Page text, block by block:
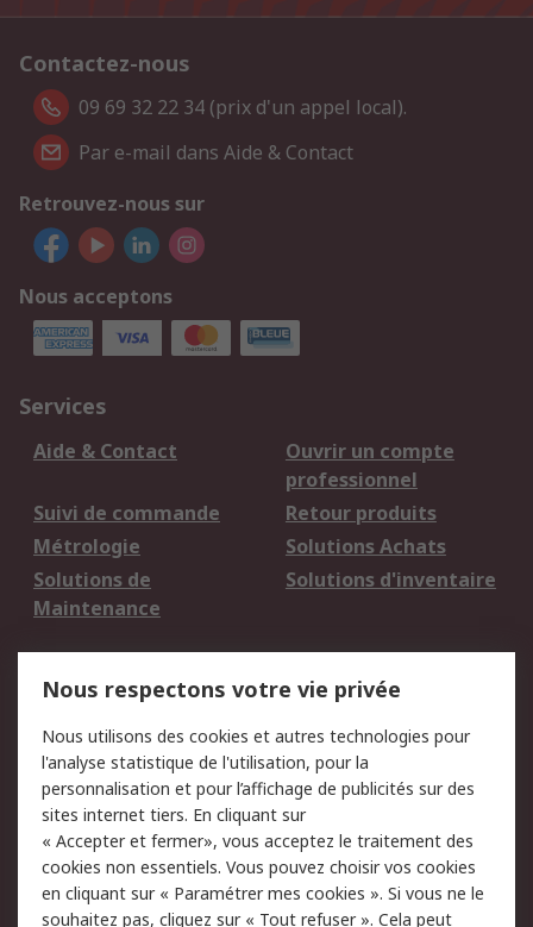
Contactez-nous
09 69 32 22 34 (prix d'un appel local).
Par e-mail dans Aide & Contact
Retrouvez-nous sur
Nous acceptons
Services
Aide & Contact
Ouvrir un compte
professionnel
Suivi de commande
Retour produits
Métrologie
Solutions Achats
Solutions de
Maintenance
Solutions d'inventaire
du site
Politique de protection
des données - Mise à
jour
Sécurité des E-mails
Conditions générales
de vente
Politique anti-
corruption
Nous respectons votre vie privée
Nous utilisons des cookies et autres technologies pour
l'analyse statistique de l'utilisation, pour la
personnalisation et pour l’affichage de publicités sur des
sites internet tiers. En cliquant sur
« Accepter et fermer», vous acceptez le traitement des
cookies non essentiels. Vous pouvez choisir vos cookies
en cliquant sur « Paramétrer mes cookies ». Si vous ne le
souhaitez pas, cliquez sur « Tout refuser ». Cela peut